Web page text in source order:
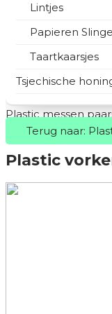
Lintjes
Papieren
Taartkaarsjes
Tsjechische
Plastic messen
Terug naar:
Plastic